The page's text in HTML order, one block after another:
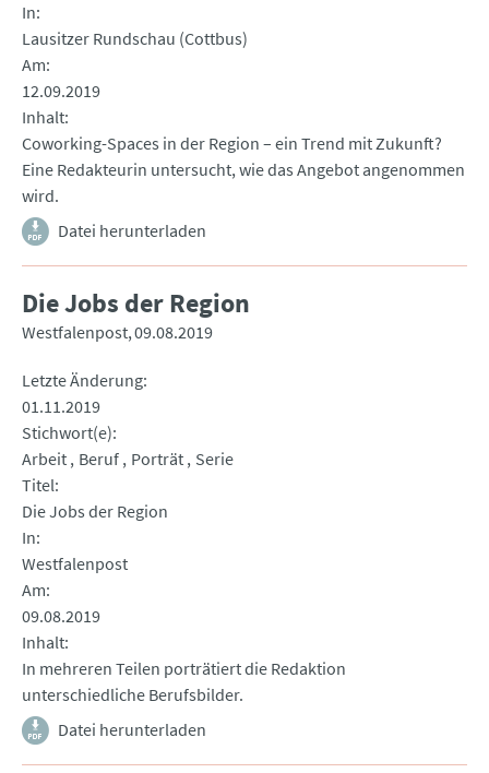
In
Lausitzer Rundschau (Cottbus)
Am
12.09.2019
Inhalt
Coworking-Spaces in der Region – ein Trend mit Zukunft?
Eine Redakteurin untersucht, wie das Angebot angenommen
wird.
Datei herunterladen
Die Jobs der Region
Westfalenpost 09.08.2019
Letzte Änderung
01.11.2019
Stichwort(e)
Arbeit Beruf Porträt Serie
Titel
Die Jobs der Region
In
Westfalenpost
Am
09.08.2019
Inhalt
In mehreren Teilen porträtiert die Redaktion
unterschiedliche Berufsbilder.
Datei herunterladen